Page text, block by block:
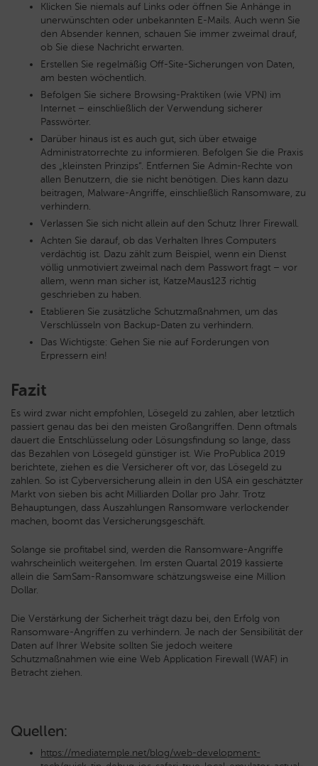
Klicken Sie niemals auf Links oder öffnen Sie Anhänge in
unerwünschten oder unbekannten E-Mails. Auch wenn Sie
den Absender kennen, schauen Sie immer zweimal drauf,
ob Sie diese Nachricht erwarten.
Erstellen Sie regelmäßig Off-Site-Sicherungen von Daten,
am besten wöchentlich.
Befolgen Sie sichere Browsing-Praktiken (wie VPN) im
Internet – einschließlich der Verwendung sicherer
Passwörter.
Darüber hinaus ist es auch gut, sich über etwaige
Administratorrechte zu informieren. Befolgen Sie die Praxis
des „kleinsten Prinzips“. Entfernen Sie Admin-Rechte von
allen Benutzern, die sie nicht benötigen. Dies kann dazu
beitragen, Malware-Angriffe, einschließlich Ransomware, zu
verhindern.
Verlassen Sie sich nicht allein auf den Schutz Ihrer Firewall.
Achten Sie darauf, ob das Verhalten Ihres Computers
verdächtig ist. Dazu zählt zum Beispiel, wenn ein Dienst
völlig unmotiviert zweimal nach dem Passwort fragt – vor
allem, wenn man sicher ist, KatzeMaus123 richtig
geschrieben zu haben.
Etablieren Sie zusätzliche Schutzmaßnahmen, um das
Verschlüsseln von Backup-Daten zu verhindern.
Das Wichtigste: Gehen Sie nie auf Forderungen von
Erpressern ein!
Fazit
Es wird zwar nicht empfohlen, Lösegeld zu zahlen, aber letztlich
passiert genau das bei den meisten Großangriffen. Denn oftmals
dauert die Entschlüsselung oder Lösungsfindung so lange, dass
das Bezahlen von Lösegeld günstiger ist. Wie ProPublica 2019
berichtete, ziehen es die Versicherer oft vor, das Lösegeld zu
zahlen. So ist Cyberversicherung allein in den USA ein geschätzter
Markt von sieben bis acht Milliarden Dollar pro Jahr. Trotz
Behauptungen, dass Auszahlungen Ransomware verlockender
machen, boomt das Versicherungsgeschäft.
Solange sie profitabel sind, werden die Ransomware-Angriffe
wahrscheinlich weitergehen. Im ersten Quartal 2019 kassierte
allein die SamSam-Ransomware schätzungsweise eine Million
Dollar.
Die Verstärkung der Sicherheit trägt dazu bei, den Erfolg von
Ransomware-Angriffen zu verhindern. Je nach der Sensibilität der
Daten auf Ihrer Website sollten Sie jedoch weitere
Schutzmaßnahmen wie eine Web Application Firewall (WAF) in
Betracht ziehen.
Quellen:
https://mediatemple.net/blog/web-development-